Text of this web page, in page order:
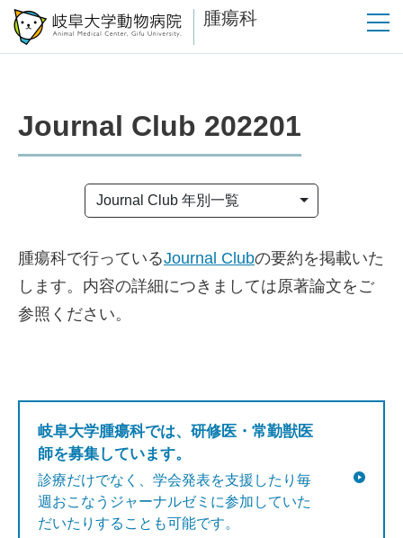
腫瘍科
Journal Club 202201
Journal Club 年別一覧
腫瘍科で行っているJournal Clubの要約を掲載いた
します。内容の詳細につきましては原著論文をご
参照ください。
岐阜大学腫瘍科では、研修医・常勤獣医
師を募集しています。
診療だけでなく、学会発表を支援したり毎
週おこなうジャーナルゼミに参加していた
だいたりすることも可能です。